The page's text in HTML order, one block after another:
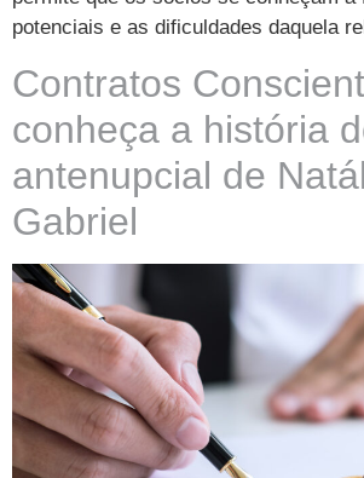
potenciais e as dificuldades daquela
Contratos
conheça a história
antenupcial de
Gabriel